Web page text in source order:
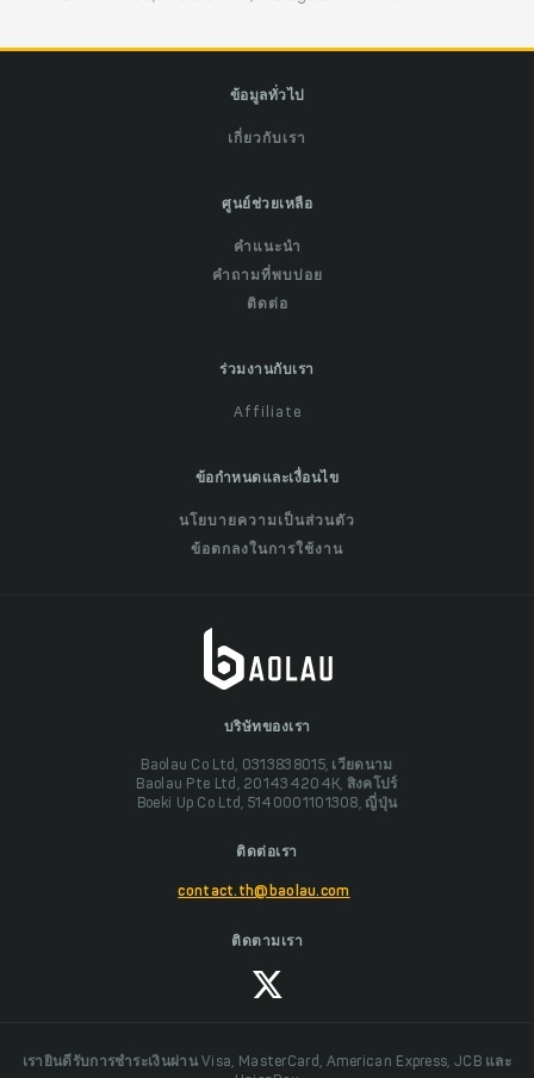
ข้อมูลทั่วไป
เกี่ยวกับเรา
ศูนย์ช่วยเหลือ
คำแนะนำ
คำถามที่พบบ่อย
ติดต่อ
ร่วมงานกับเรา
Affiliate
ข้อกำหนดและเงื่อนไข
นโยบายความเป็นส่วนตัว
ข้อตกลงในการใช้งาน
บริษัทของเรา
Baolau Co Ltd, 0313838015, เวียดนาม
Baolau Pte Ltd, 201434204K, สิงคโปร์
Boeki Up Co Ltd, 5140001101308, ญี่ปุ่น
ติดต่อเรา
contact.th@baolau.com
ติดตามเรา
เรายินดีรับการชำระเงินผ่าน Visa, MasterCard, American Express, JCB และ